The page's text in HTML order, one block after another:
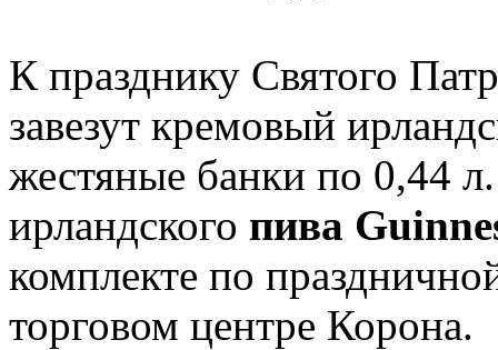
К празднику Святого
завезут кремовый
жестяные банки по 0,44
ирландского пива
комплекте по
торговом центре Корона.